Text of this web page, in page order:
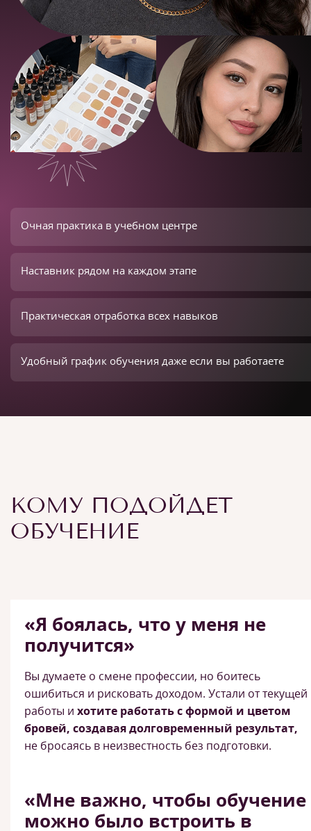
Очная практика в учебном центре
Наставник рядом на каждом этапе
Практическая отработка всех навыков
Удобный график обучения даже если вы работаете
КОМУ ПОДОЙДЕТ
ОБУЧЕНИЕ
«Я боялась, что у меня не
получится»
Вы думаете о смене профессии, но боитесь
ошибиться и рисковать доходом. Устали от текущей
работы и хотите работать с формой и цветом
бровей, создавая долговременный результат,
не бросаясь в неизвестность без подготовки.
«Мне важно, чтобы обучение
можно было встроить в